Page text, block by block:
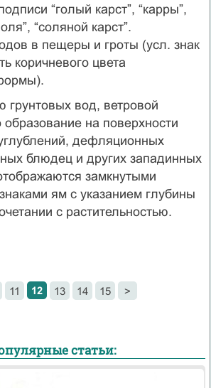
“голый карст”, “карры”,
“соляной карст”.
в пещеры и гроты (усл. знак
коричневого цвета
грунтовых вод, ветровой
образование на поверхности
дефляционных
блюдец и других западинных
замкнутыми
ям с указанием глубины
с растительностью.
11 12 13 14 15 >
статьи: